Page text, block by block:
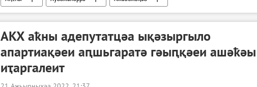
Аҿкчымазара, алаҵаҟаҵара: акоронавирус азы Аԥсны аҭагылазаашьа
АКХ аҟны адепутатцәа ықәзыргыло
апартиақәеи аԥшьгаратә гәыԥқәеи ашәҟәы
иҭаргалеит